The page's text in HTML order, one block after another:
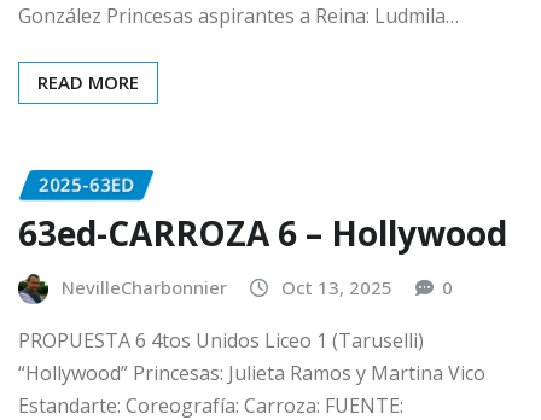
González Princesas aspirantes a Reina: Ludmila…
READ MORE
2025-63ED
63ed-CARROZA 6 – Hollywood
NevilleCharbonnier Oct 13, 2025 0
PROPUESTA 6 4tos Unidos Liceo 1 (Taruselli)
“Hollywood” Princesas: Julieta Ramos y Martina Vico
Estandarte: Coreografía: Carroza: FUENTE: